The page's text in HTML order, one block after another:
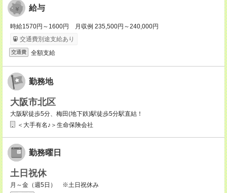
給与
時給1570円～1600円 月収例 235,500円～240,000円
交通費別途支給あり
交通費 全額支給
勤務地
大阪市北区
大阪駅徒歩5分、梅田(地下鉄)駅徒歩5分駅直結！
＜大手有名♪＞生命保険会社
勤務曜日
土日祝休
月～金（週5日） ※土日祝休み